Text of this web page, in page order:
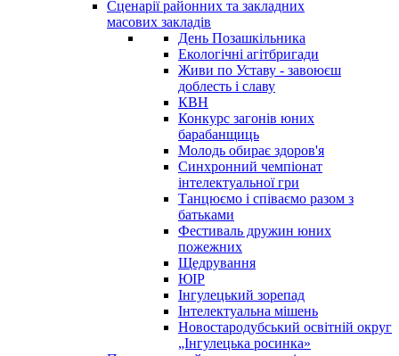
Сценарії районних та закладних
масових закладів
День Позашкільника
Екологічні агітбригади
Живи по Уставу - завоюєш
доблесть і славу
КВН
Конкурс загонів юних
барабанщиць
Молодь обирає здоров'я
Синхронний чемпіонат
інтелектуальної гри
Танцюємо і співаємо разом з
батьками
Фестиваль дружин юних
пожежних
Щедрування
ЮІР
Інгулецький зорепад
Інтелектуальна мішень
Новостародубський освітній округ
„Інгулецька росинка»